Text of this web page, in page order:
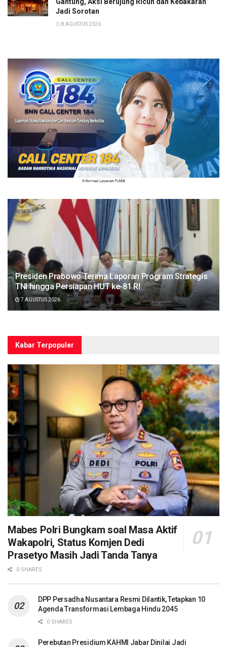
Jadi Sorotan
8 AGUSTUS 2026
Presiden Prabowo Terima Laporan Program Strategis
TNI hingga Persiapan HUT ke-81 RI
7 AGUSTUS 2026
Kabar Terpopuler
Mabes Polri Bungkam soal Masa Aktif
Wakapolri, Status Komjen Dedi
Prasetyo Masih Jadi Tanda Tanya
0 SHARES
DPP Persadha Nusantara Resmi Dilantik, Tetapkan 10
Agenda Transformasi Lembaga Hindu 2045
0 SHARES
Perebutan Presidium KAHMI Jabar Dinilai Jadi